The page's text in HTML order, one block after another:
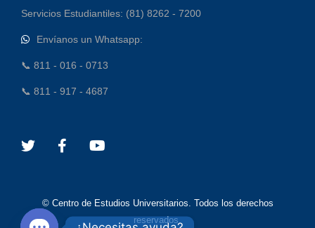
Servicios Estudiantiles: (81) 8262 - 7200
Envíanos un Whatsapp:
📞 811 - 016 - 0713
📞 811 - 917 - 4687
© Centro de Estudios Universitarios. Todos los derechos
reservados.